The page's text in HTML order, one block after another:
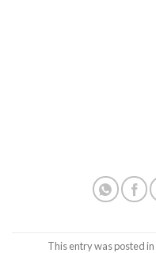
This entry was posted in